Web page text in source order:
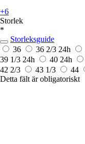
+6
Storlek
*
Storleksguide
36
36 2/3 24h
39 1/3 24h 40 24h
42 2/3
43 1/3 44
Detta fält är obligatoriskt